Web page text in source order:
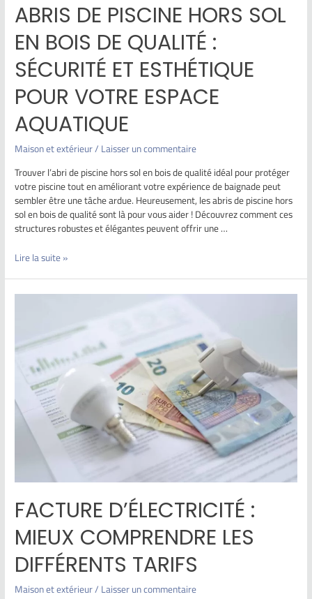
ABRIS DE PISCINE HORS SOL
EN BOIS DE QUALITÉ :
SÉCURITÉ ET ESTHÉTIQUE
POUR VOTRE ESPACE
AQUATIQUE
Maison et extérieur/Laisser un commentaire
Trouver l’abri de piscine hors sol en bois de qualité idéal pour protéger
votre piscine tout en améliorant votre expérience de baignade peut
sembler être une tâche ardue. Heureusement, les abris de piscine hors
sol en bois de qualité sont là pour vous aider ! Découvrez comment ces
structures robustes et élégantes peuvent offrir une …
Lire la suite »
FACTURE D’ÉLECTRICITÉ :
MIEUX COMPRENDRE LES
DIFFÉRENTS TARIFS
Maison et extérieur/Laisser un commentaire